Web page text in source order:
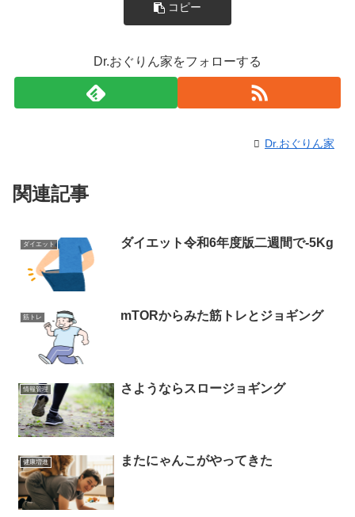
コピー
Dr.おぐりん家をフォローする
Dr.おぐりん家
関連記事
ダイエット ダイエット令和6年度版二週間で-5Kg
筋トレ mTORからみた筋トレとジョギング
情報管理 さようならスロージョギング
健康増進 またにゃんこがやってきた